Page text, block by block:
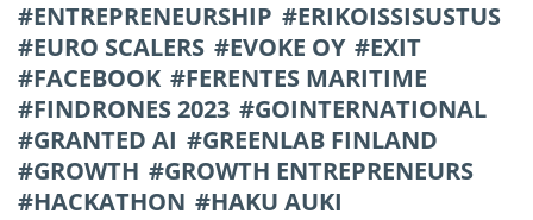
ENTREPRENEURSHIP
ERIKOISSISUSTUS
EURO SCALERS
EVOKE OY
EXIT
FACEBOOK
FERENTES MARITIME
FINDRONES 2023
GOINTERNATIONAL
GRANTED AI
GREENLAB FINLAND
GROWTH
GROWTH ENTREPRENEURS
HACKATHON
HAKU AUKI